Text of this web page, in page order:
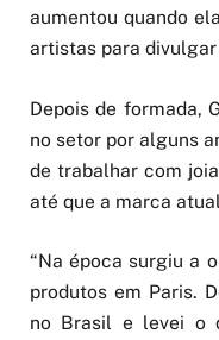
aumentou quando
artistas para divulgar
Depois de formada,
no setor por alguns
de trabalhar com
até que a marca
“Na época surgiu a
produtos em Paris.
no Brasil e levei o